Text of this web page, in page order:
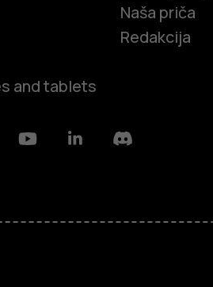
and tablets
Naša priča
Redakcija
YoutubeLinkedinDiscord